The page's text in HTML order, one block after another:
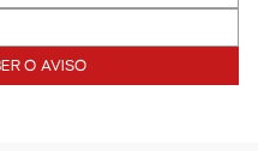
O AVISO